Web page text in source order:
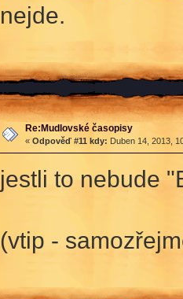
nejde.
Re:Mudlovské časopisy
« Odpověď #11 kdy: Duben 14, 2013,
jestli to nebude
(vtip -